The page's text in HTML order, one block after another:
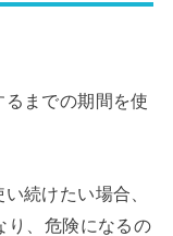
までの期間を使
続けたい場合、
り、危険になるの